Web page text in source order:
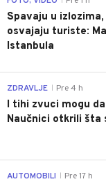
Spavaju u
osvajaju turiste:
Istanbula
ZDRAVLJE Pre 4 h
I tihi zvuci mogu
Naučnici otkrili šta
AUTOMOBILI Pre 17 h